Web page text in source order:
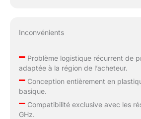
Inconvénients
–Problème logistique récurrent de
adaptée à la région de l’acheteur.
–Conception entièrement en
basique.
–Compatibilité exclusive avec les
GHz.